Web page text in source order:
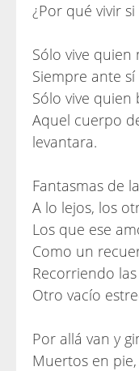
¿Por qué vivir
Sólo vive quien
Siempre ante
Sólo vive quien
Aquel cuerpo
levantara.
Fantasmas de
A lo lejos, los
Los que ese
Como un
Recorriendo
Otro vacío
Por allá van y
Muertos en